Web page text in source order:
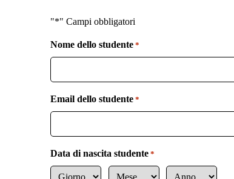
"*" Campi obbligatori
Nome dello studente *
Email dello studente *
Data di nascita studente *